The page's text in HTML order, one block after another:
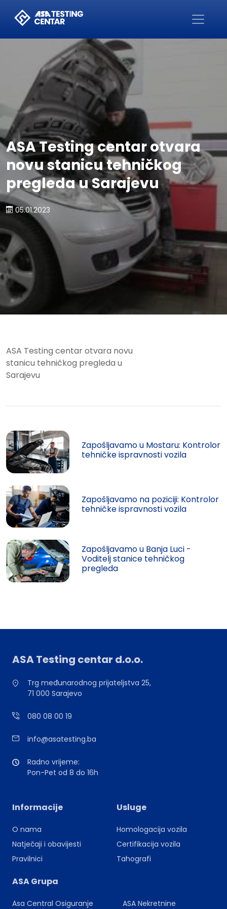
Početna
ASA Testing centar otvara
novu stanicu tehničkog
pregleda u Sarajevu
05.01.2023
ASA Testing centar otvara novu
stanicu tehničkog pregleda u
Sarajevu
Zapošljavamo u Mostaru: Kontrolor
tehničke ispravnosti vozila
Zapošljavamo na poziciji: Kontrolor
tehničke ispravnosti vozila
Zapošljavamo u Banja Luci -
Voditelj stanice tehničkog
pregleda
ASA Testing centar d.o.o.
Trg međunarodnog prijateljstva 25,
71 000 Sarajevo
080 08 00 19
info@asatesting.ba
Radno vrijeme:
Pon-Pet od 8 do 16h
Informacije
O nama
Natječaji i obavijesti
Pravilnici
Usluge
Homologacija vozila
Certifikacija vozila
Tahografi
ASA Grupa
Asa Central Osiguranje ASA Nekretnine